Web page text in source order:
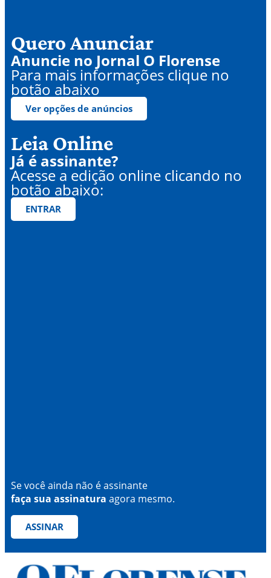
Quero Anunciar
Anuncie no Jornal O Florense
Para mais informações clique no
botão abaixo
Ver opções de anúncios
Leia Online
Já é assinante?
Acesse a edição online clicando no
botão abaixo:
ENTRAR
Se você ainda não é assinante
faça sua assinatura agora mesmo.
ASSINAR